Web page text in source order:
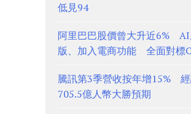
低見94
阿里巴巴股價曾大升近6% AI
版、加入電商功能 全面對標
騰訊第3季營收按年增15%
705.5億人幣大勝預期